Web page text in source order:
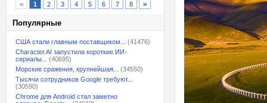
< 1 2 3 4 5 6 7 8 >
Популярные
США стали главным поставщиком...
(41476)
Character.AI запустила короткие ИИ-
сериалы...
(40695)
Морские сражения, крупнейшая...
(34550)
Тысячи сотрудников Google требуют...
(30590)
Chrome для Android стал заметно